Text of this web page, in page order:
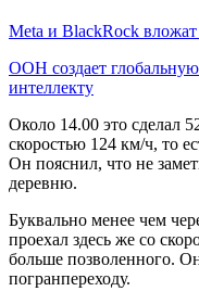
Meta и BlackRock
ООН создает
интеллекту
Около 14.00 это сделал
скоростью 124 км/ч, то
Он пояснил, что не
деревню.
Буквально менее чем
проехал здесь же со
больше позволенного.
погранпереходу.